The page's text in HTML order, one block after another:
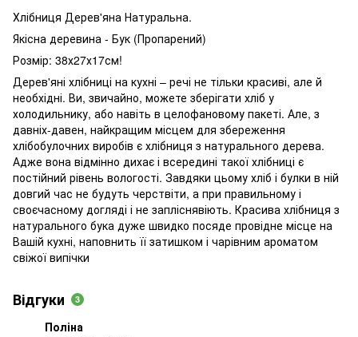
Хлібниця Дерев'яна Натуральна.
Якісна деревина - Бук (Пропарений)
Розмір: 38х27х17см!
Дерев'яні хлібниці на кухні – речі не тільки красиві, але й
необхідні. Ви, звичайно, можете зберігати хліб у
холодильнику, або навіть в целофановому пакеті. Але, з
давніх-давен, найкращим місцем для збереження
хлібобулочних виробів є хлібниця з натурального дерева.
Адже вона відмінно дихає і всередині такої хлібниці є
постійний рівень вологості. Завдяки цьому хліб і булки в ній
довгий час не будуть черствіти, а при правильному і
своєчасному догляді і не запліснявіють. Красива хлібниця з
натурального бука дуже швидко посяде провідне місце на
Вашій кухні, наповнить її затишком і чарівним ароматом
свіжої випічки
Відгуки 3
Поліна